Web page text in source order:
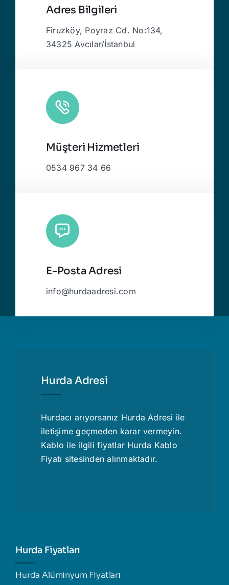
Adres Bilgileri
Firuzköy, Poyraz Cd. No:134,
34325 Avcılar/İstanbul
Müşteri Hizmetleri
0534 967 34 66
E-Posta Adresi
info@hurdaadresi.com
Hurda Adresi
Hurdacı arıyorsanız Hurda Adresi ile
iletişime geçmeden karar vermeyin.
Kablo ile ilgili fiyatlar Hurda Kablo
Fiyatı sitesinden alınmaktadır.
Hurda Fiyatları
Hurda Alüminyum Fiyatları